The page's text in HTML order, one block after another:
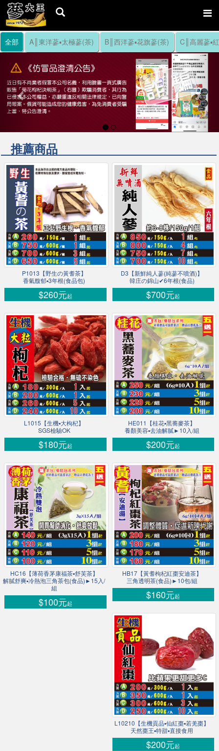
Previous
全部 A║東洋蔘▪太極蔘(茶) B║西洋蔘▪花旗蔘(茶) C║高麗蔘▪
推薦商品
P1013【野生の黃耆茶】
香氣馥郁▪3年根(食品包)
$260元起
D3【新鮮純人蔘(純蔘不噴酒)】
韓庄の錦山✔6年根(食品)
$700元起
L1015【生機▪大枸杞】
SGS檢驗OK
$180元起
HE011【桂花▪黑蕎麥茶】
養顏美容▪去油解膩►10入/組
$200元起
HC16【薄荷香茅康福茶▪舒芙茶】
解膩舒爽▪冷熱泡三角茶包(食品)►15入/
組
$100元起
HB17【黃耆枸杞紅棗安迪茶】
三角透明茶(食品)►10包/組
$160元起
L10210【生機貢品▪仙紅棗▪若羌棗】
天然棗王▪特甜▪直接食用
$200元起